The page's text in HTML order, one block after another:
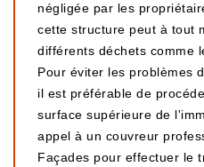
négligée par les
cette structure peut à tout
différents déchets comme
Pour éviter les problèmes
il est préférable de
surface supérieure de
appel à un couvreur
Façades pour effectuer le